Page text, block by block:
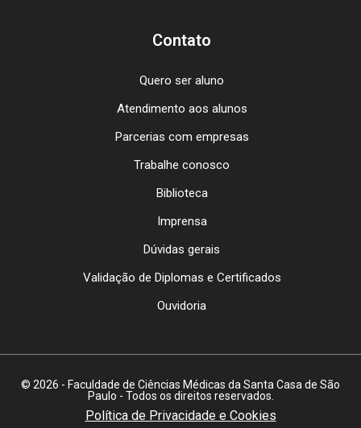
Contato
Quero ser aluno
Atendimento aos alunos
Parcerias com empresas
Trabalhe conosco
Biblioteca
Imprensa
Dúvidas gerais
Validação de Diplomas e Certificados
Ouvidoria
© 2026 - Faculdade de Ciências Médicas da Santa Casa de São
Paulo - Todos os direitos reservados.
Política de Privacidade e Cookies